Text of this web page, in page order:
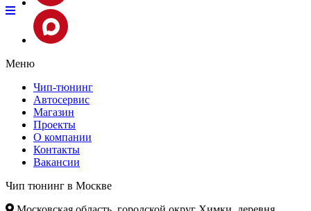
Меню
Чип-тюнинг
Автосервис
Магазин
Проекты
О компании
Контакты
Вакансии
Чип тюнинг в Москве